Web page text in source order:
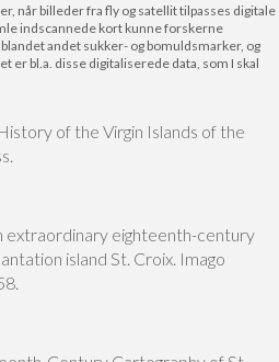
når billeder fra fly og satellit tilpasses digitale
indscannede kort kunne forskerne
andet sukker- og bomuldsmarker, og
er bl.a. disse digitaliserede data, som I skal
of the Virgin Islands of the
extraordinary eighteenth-century
island St. Croix. Imago